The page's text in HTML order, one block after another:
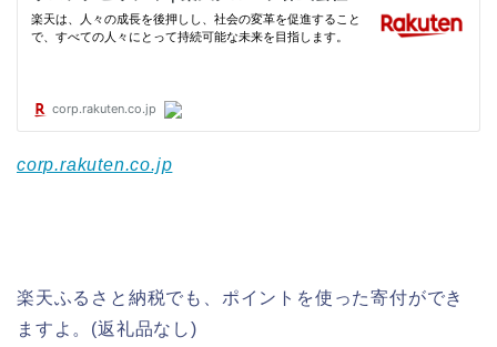
corp.rakuten.co.jp
楽天ふるさと納税でも、ポイントを使った寄付ができ
ますよ。(返礼品なし)